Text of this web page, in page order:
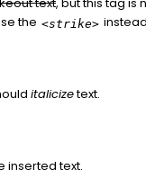
the <strike>
italicizetext.
insertedtext.